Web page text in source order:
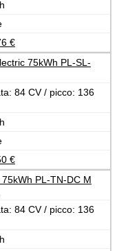
€
75kWh PL-SL-
84 CV / picco: 136
€
PL-TN-DC M
84 CV / picco: 136